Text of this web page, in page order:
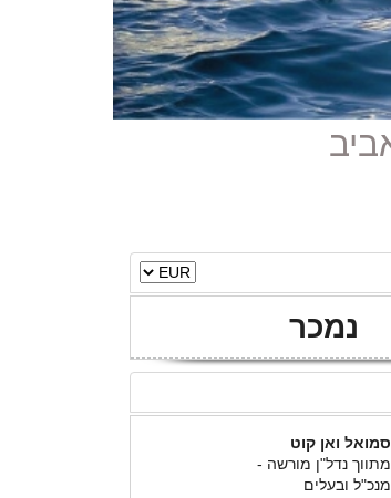
נמכר
סמואל ואן קוט
מתווך נדל"ן מורשה -
מנכ"ל ובעלים